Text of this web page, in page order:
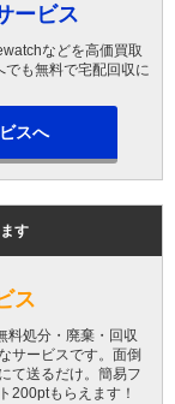
ービス
などを高価買取
も無料で宅配回収に
スへ
す
ス
料処分・廃棄・回収
サービスです。面倒
て送るだけ。簡易フ
200ptもらえます！